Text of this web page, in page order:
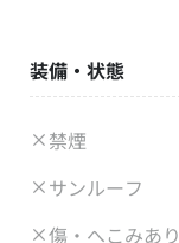
装備・状態
禁煙
サンルーフ
傷・へこみあり